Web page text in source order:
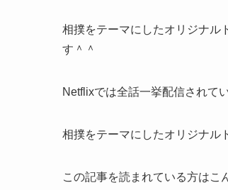
相撲をテーマにしたオリジナル
す＾＾
Netflixでは全話一挙配信されて
相撲をテーマにしたオリジナル
この記事を読まれている方はこ